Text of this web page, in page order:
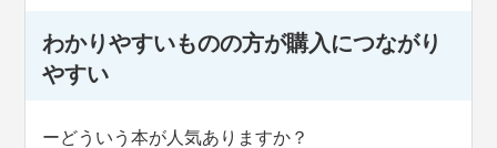
わかりやすいものの方が購入につながり
やすい
ーどういう本が人気ありますか？